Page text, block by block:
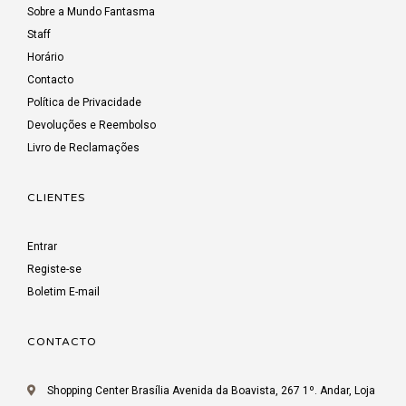
Sobre a Mundo Fantasma
Staff
Horário
Contacto
Política de Privacidade
Devoluções e Reembolso
Livro de Reclamações
CLIENTES
Entrar
Registe-se
Boletim E-mail
CONTACTO
Shopping Center Brasília Avenida da Boavista, 267 1º. Andar, Loja